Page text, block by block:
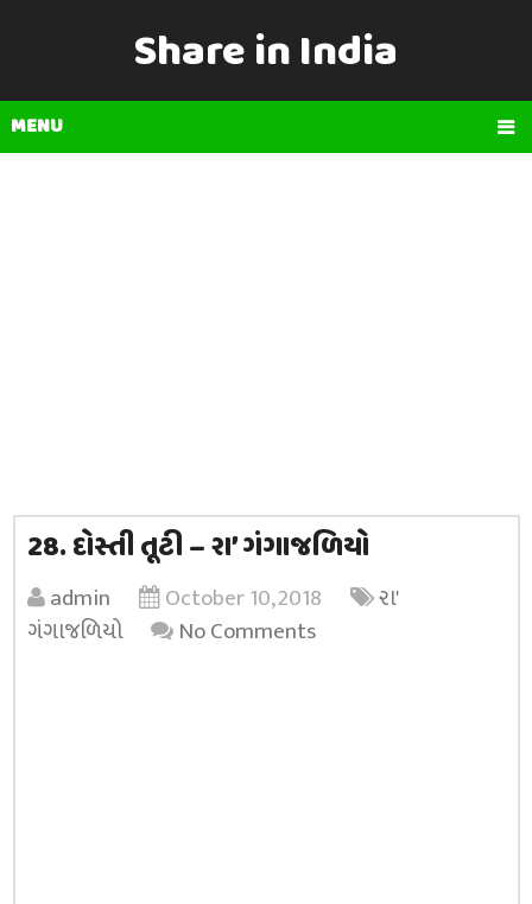
Share in India
MENU
28. દોસ્તી તૂટી – રા’ ગંગાજળિયો
admin October 10, 2018
રા'
ગંગાજળિયો
No Comments